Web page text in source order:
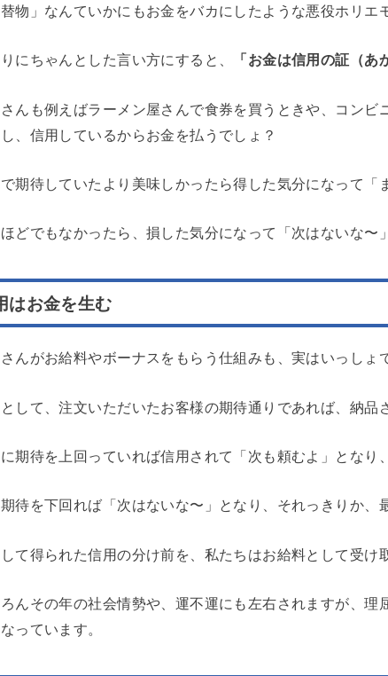
替物」なんていかにもお金をバカにしたような悪役ホリ
にちゃんとした言い方にすると、 「お金は信用の証（あ
んも例えばラーメン屋さんで食券を買うときや、コン
、信用しているからお金を払うでしょ？
期待していたより美味しかったら得した気分になって「
どでもなかったら、損した気分になって「次はないな〜
はお金を生む
んがお給料やボーナスをもらう仕組みも、実はいっしょで
して、注文いただいたお客様の期待通りであれば、納品
期待を上回っていれば信用されて「次も頼むよ」となり
待を下回れば「次はないな〜」となり、それっきりか、
て得られた信用の分け前を、私たちはお給料として受け
んその年の社会情勢や、運不運にも左右されますが、
っています。